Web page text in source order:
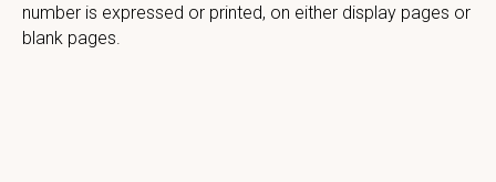
number is expressed or printed, on either display pages or
blank pages.